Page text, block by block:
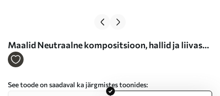
Maalid Neutraalne kompositsioon, hallid ja liivased
laigud kaasaegses stiilis Nr s46334
See toode on saadaval ka järgmistes toonides: